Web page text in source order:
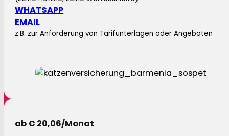
WHATSAPP
EMAIL
z.B. zur Anforderung von Tarifunterlagen oder Angeboten
ab € 20,06/Monat